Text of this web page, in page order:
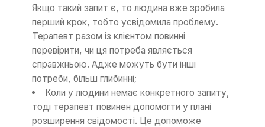
Якщо такий запит є, то людина вже зробила
перший крок, тобто усвідомила проблему.
Терапевт разом із клієнтом повинні
перевірити, чи ця потреба являється
справжньою. Адже можуть бути інші
потреби, більш глибинні;
Коли у людини немає конкретного запиту,
тоді терапевт повинен допомогти у плані
розширення свідомості. Це допоможе